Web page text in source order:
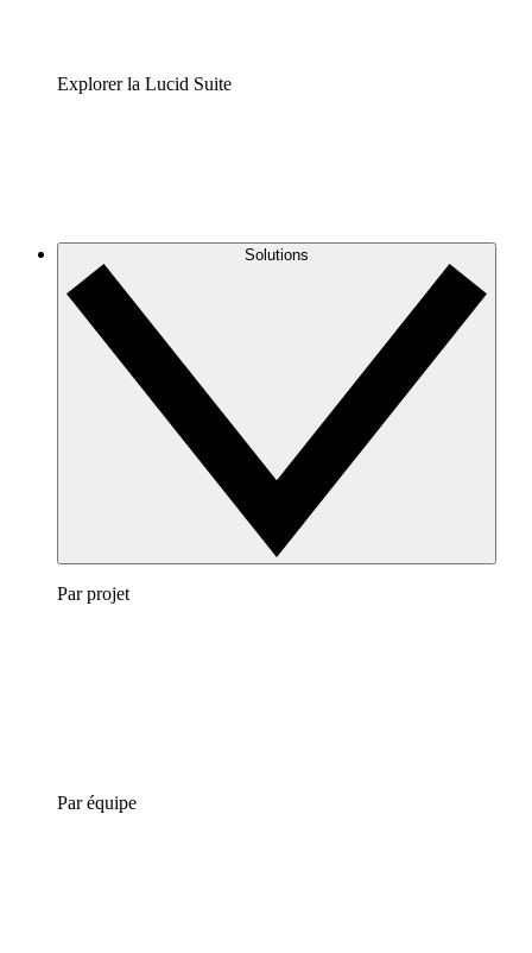
Explorer la Lucid Suite
Solutions
Par projet
Par équipe